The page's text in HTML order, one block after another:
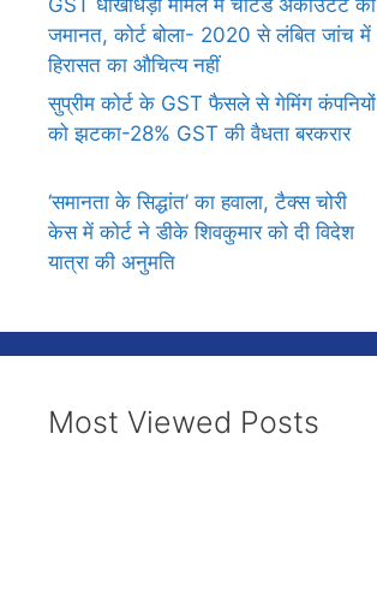
GST धोखाधड़ी मामले में चार्टर्ड अकाउंटेंट को
जमानत, कोर्ट बोला- 2020 से लंबित जांच में
हिरासत का औचित्य नहीं
सुप्रीम कोर्ट के GST फैसले से गेमिंग कंपनियों
को झटका-28% GST की वैधता बरकरार
‘समानता के सिद्धांत’ का हवाला, टैक्स चोरी
केस में कोर्ट ने डीके शिवकुमार को दी विदेश
यात्रा की अनुमति
Most Viewed Posts